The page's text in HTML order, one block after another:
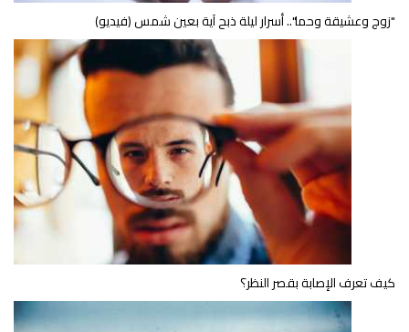
"زوج وعشيقة وحما".. أسرار ليلة ذبح آية بعين شمس (فيديو)
كيف تعرف الإصابة بقصر النظر؟